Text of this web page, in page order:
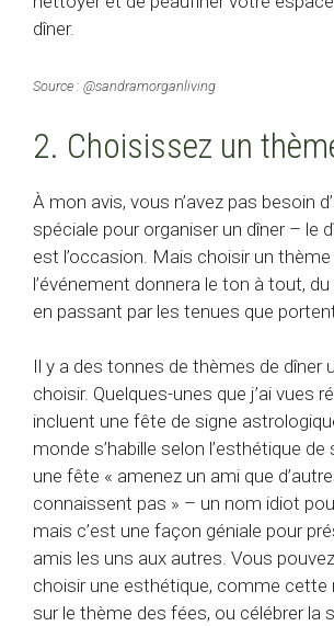
dîner.
Source : @sandramorganliving
2. Choisissez un
À mon avis, vous n’avez pas besoin
spéciale pour organiser un dîner – le
est l’occasion. Mais choisir un
l’événement donnera le ton à tout,
en passant par les tenues que
Il y a des tonnes de thèmes de dîner
choisir. Quelques-unes que j’ai vues
incluent une fête de signe
monde s’habille selon l’esthétique de
une fête « amenez un ami que
connaissent pas » – un nom idiot
mais c’est une façon géniale pour
amis les uns aux autres. Vous
choisir une esthétique, comme cette
sur le thème des fées, ou célébrer la